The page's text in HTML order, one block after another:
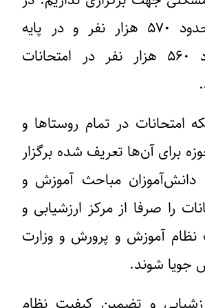
پایه یازدهم حدود ۵۷۰ هزار نفر و در پایه
دوازدهم حدود ۵۶۰ هزار نفر در امتحانات
امتحانات در تمام روستاها و
برای آن‌ها تعریف شده برگزار
دانش‌آموزان مباحث آموزش و
را صرفا از مرکز ارزشیابی و
آموزش و پرورش و وزارت
جویا شوند.